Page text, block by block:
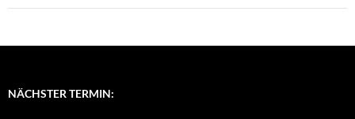
NÄCHSTER TERMIN: